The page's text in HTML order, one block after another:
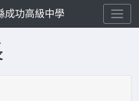
成功高級中學